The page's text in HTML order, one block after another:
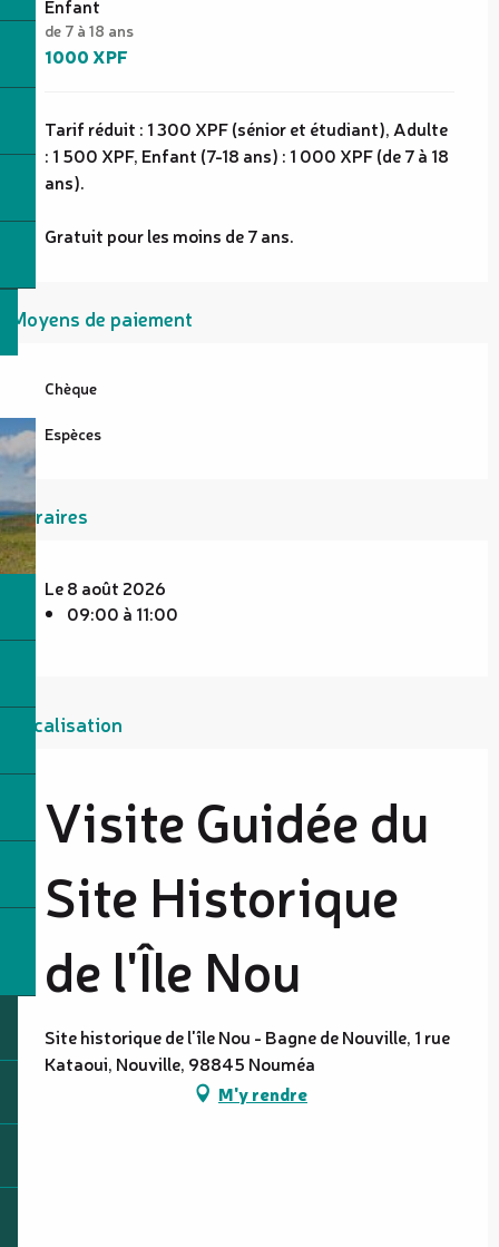
Enfant
de 7 à 18 ans
1000 XPF
Tarif réduit : 1 300 XPF (sénior et étudiant), Adulte
: 1 500 XPF, Enfant (7-18 ans) : 1 000 XPF (de 7 à 18
ans).
Gratuit pour les moins de 7 ans.
Moyens de paiement
Chèque
Espèces
Horaires
Le 8 août 2026
09:00 à 11:00
Localisation
Visite Guidée du
Site Historique
de l'Île Nou
Site historique de l'île Nou - Bagne de Nouville, 1 rue
Kataoui, Nouville, 98845 Nouméa
M'y rendre